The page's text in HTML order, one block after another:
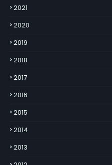
2021
2020
2019
2018
2017
2016
2015
2014
2013